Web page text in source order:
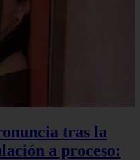
tras la
a proceso: